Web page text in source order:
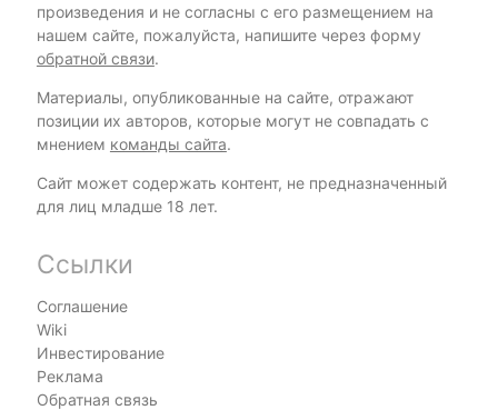
произведения и не согласны с его размещением на
нашем сайте, пожалуйста, напишите через форму
обратной связи.
Материалы, опубликованные на сайте, отражают
позиции их авторов, которые могут не совпадать с
мнением команды сайта.
Сайт может содержать контент, не предназначенный
для лиц младше 18 лет.
Ссылки
Соглашение
Wiki
Инвестирование
Реклама
Обратная связь